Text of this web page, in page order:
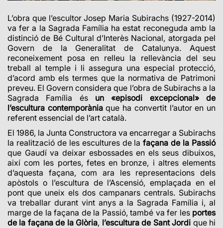
L’obra que l’escultor Josep Maria Subirachs (1927-2014)
va fer a la Sagrada Família ha estat reconeguda amb la
distinció de Bé Cultural d’Interès Nacional, atorgada pel
Govern de la Generalitat de Catalunya. Aquest
reconeixement posa en relleu la rellevància del seu
treball al temple i li assegura una especial protecció,
d’acord amb els termes que la normativa de Patrimoni
preveu. El Govern considera que l’obra de Subirachs a la
Sagrada Família és un «episodi excepcional» de
l’escultura contemporàniaque ha convertit l’autor en un
referent essencial de l’art català.
El 1986, la Junta Constructora va encarregar a Subirachs
la realització de les escultures de lafaçana de la Passió
que Gaudí va deixar esbossades en els seus dibuixos,
així com les portes, fetes en bronze, i altres elements
d’aquesta façana, com ara les representacions dels
apòstols o l’escultura de l’Ascensió, emplaçada en el
pont que uneix els dos campanars centrals. Subirachs
va treballar durant vint anys a la Sagrada Família i, al
marge de la façana de la Passió, també va fer les portes
de la façana de la Glòria, l’escultura de Sant Jordi que hi